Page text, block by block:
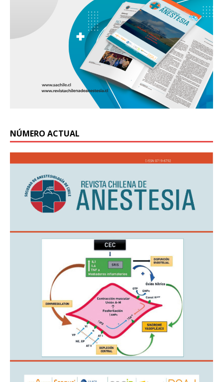
NÚMERO ACTUAL